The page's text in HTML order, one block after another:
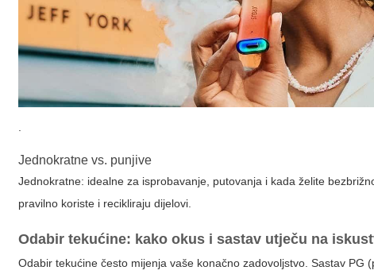
.
Jednokratne vs. punjive
Jednokratne: idealne za isprobavanje, putovanja i kada želite
pravilno koriste i recikliraju dijelovi.
Odabir tekućine: kako okus i sastav utječu na
Odabir tekućine često mijenja vaše konačno zadovoljstvo. Sastav